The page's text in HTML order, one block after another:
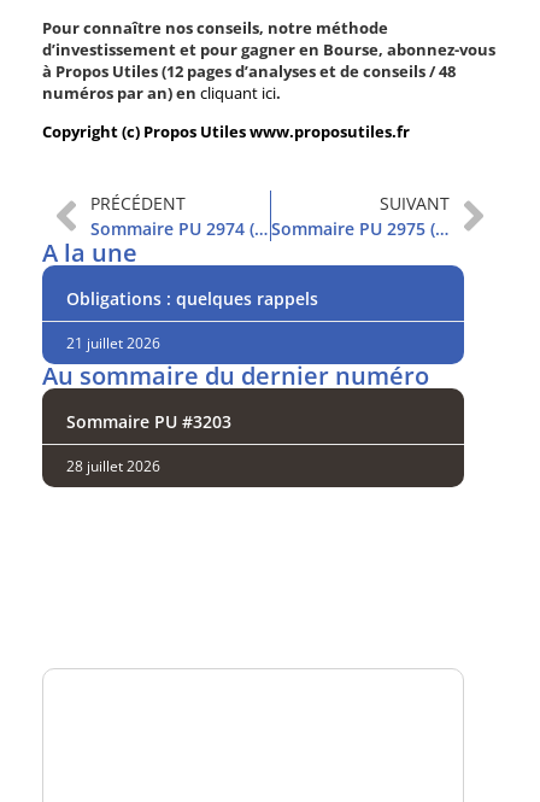
Pour connaître nos conseils, notre méthode
d’investissement et pour gagner en Bourse, abonnez-vous
à Propos Utiles (12 pages d’analyses et de conseils / 48
numéros par an) en cliquant ici.
Copyright (c) Propos Utiles www.proposutiles.fr
PRÉCÉDENT
Sommaire PU 2974 (9/11/2021)
SUIVANT
Sommaire PU 2975 (16/11/2021)
A la une
Obligations : quelques rappels
21 juillet 2026
Au sommaire du dernier numéro
Sommaire PU #3203
28 juillet 2026